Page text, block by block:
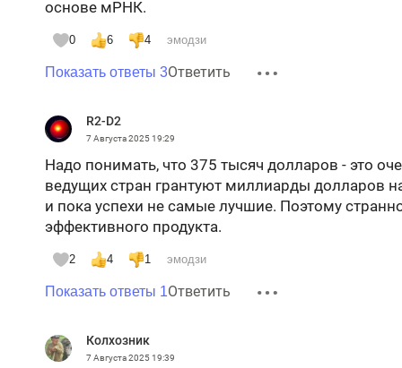
основе мРНК.
0 6 4 эмодзи
Показать ответы 3Ответить
R2-D2
7 Августа 202519:29
Надо понимать, что 375 тысяч долларов - это
ведущих стран грантуют миллиарды долларов
и пока успехи не самые лучшие. Поэтому
эффективного продукта.
2 4 1 эмодзи
Показать ответы 1Ответить
Колхозник
7 Августа 202519:39